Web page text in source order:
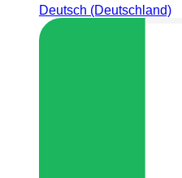
Deutsch (Deutschland)